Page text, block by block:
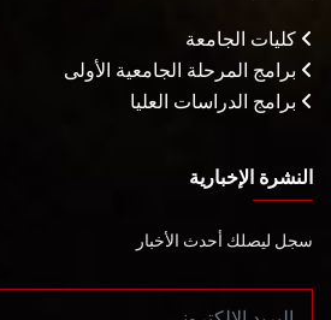
كليات الجامعة
برامج المرحلة الجامعية الأولى
برامج الدراسات العليا
النشرة الإخبارية
سجل ليصلك أحدث الأخبار